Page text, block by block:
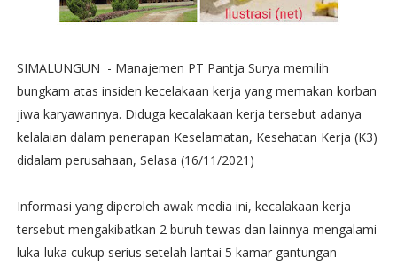
SIMALUNGUN - Manajemen PT Pantja Surya memilih
bungkam atas insiden kecelakaan kerja yang memakan korban
jiwa karyawannya. Diduga kecalakaan kerja tersebut adanya
kelalaian dalam penerapan Keselamatan, Kesehatan Kerja (K3)
didalam perusahaan, Selasa (16/11/2021)
Informasi yang diperoleh awak media ini, kecalakaan kerja
tersebut mengakibatkan 2 buruh tewas dan lainnya mengalami
luka-luka cukup serius setelah lantai 5 kamar gantungan